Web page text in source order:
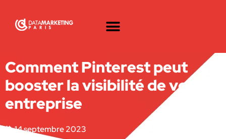
Comment Pinterest peut
booster la visibilité de votre
entreprise
14 septembre 2023